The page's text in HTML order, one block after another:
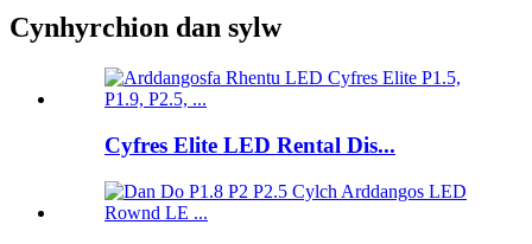
Cynhyrchion dan sylw
Cyfres Elite LED Rental Dis...